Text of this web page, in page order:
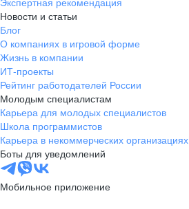
pr@dv.hh.ru
Новосибирск
ул. Большевистская, д. 35,
помещение 21
+7 383 207-94-64
pr@nsk.hh.ru
Минск
пр-т Дзержинского, д. 57,
10 этаж, помещение 45-1
Новости и статьи
Блог
О компаниях в игровой форме
Жизнь в компании
ИТ-проекты
Рейтинг работодателей России
Молодым специалистам
Карьера для молодых специалистов
Школа программистов
Карьера в некоммерческих организациях
Боты для уведомлений
Мобильное приложение